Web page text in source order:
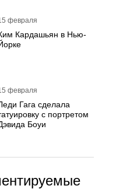
февраля
Кардашьян в Нью-
февраля
Гага сделала
с портретом
Боуи